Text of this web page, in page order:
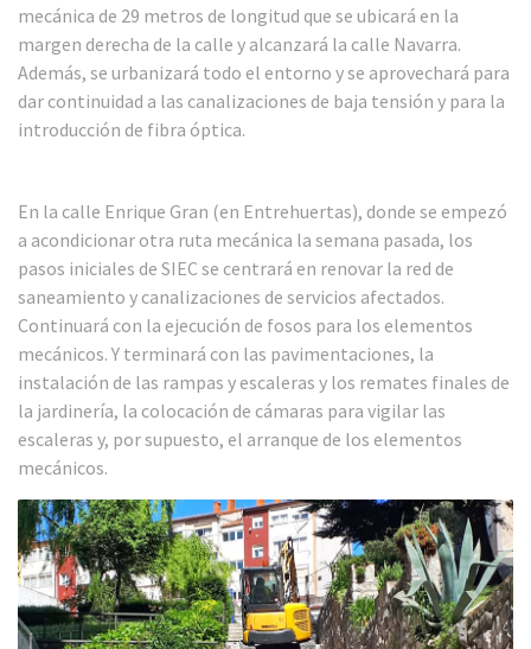
mecánica de 29 metros de longitud que se ubicará en la
margen derecha de la calle y alcanzará la calle Navarra.
Además, se urbanizará todo el entorno y se aprovechará para
dar continuidad a las canalizaciones de baja tensión y para la
introducción de fibra óptica.
En la calle Enrique Gran (en Entrehuertas), donde se empezó
a acondicionar otra ruta mecánica la semana pasada, los
pasos iniciales de SIEC se centrará en renovar la red de
saneamiento y canalizaciones de servicios afectados.
Continuará con la ejecución de fosos para los elementos
mecánicos. Y terminará con las pavimentaciones, la
instalación de las rampas y escaleras y los remates finales de
la jardinería, la colocación de cámaras para vigilar las
escaleras y, por supuesto, el arranque de los elementos
mecánicos.